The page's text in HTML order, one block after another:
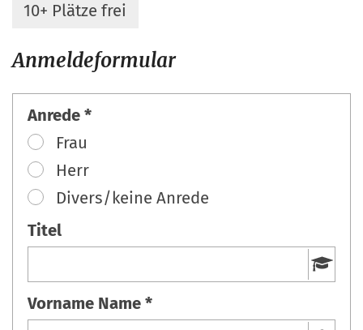
10+ Plätze frei
Anmeldeformular
Anrede *
Frau
Herr
Divers/keine Anrede
Titel
Vorname Name *